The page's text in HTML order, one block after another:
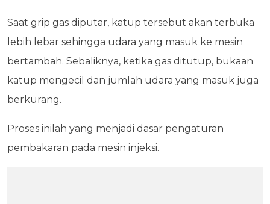
Saat grip gas diputar, katup tersebut akan terbuka
lebih lebar sehingga udara yang masuk ke mesin
bertambah. Sebaliknya, ketika gas ditutup, bukaan
katup mengecil dan jumlah udara yang masuk juga
berkurang.
Proses inilah yang menjadi dasar pengaturan
pembakaran pada mesin injeksi.